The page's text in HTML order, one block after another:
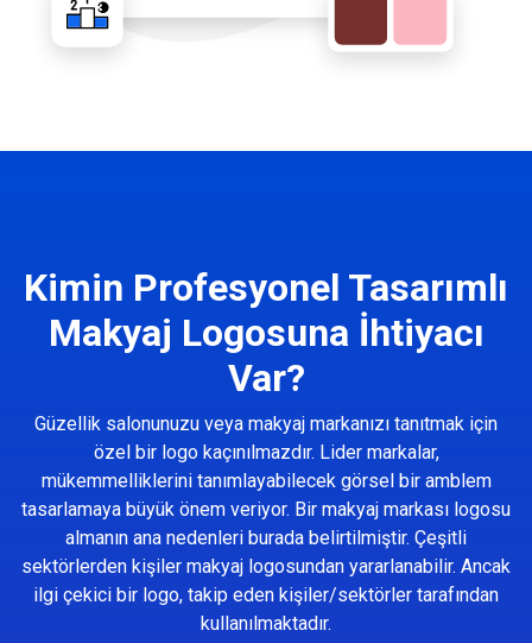
Kimin Profesyonel Tasarımlı
Makyaj Logosuna İhtiyacı
Var?
Güzellik salonunuzu veya makyaj markanızı tanıtmak için
özel bir logo kaçınılmazdır. Lider markalar,
mükemmelliklerini tanımlayabilecek görsel bir amblem
tasarlamaya büyük önem veriyor. Bir makyaj markası logosu
almanın ana nedenleri burada belirtilmiştir. Çeşitli
sektörlerden kişiler makyaj logosundan yararlanabilir. Ancak
ilgi çekici bir logo, takip eden kişiler/sektörler tarafından
kullanılmaktadır.